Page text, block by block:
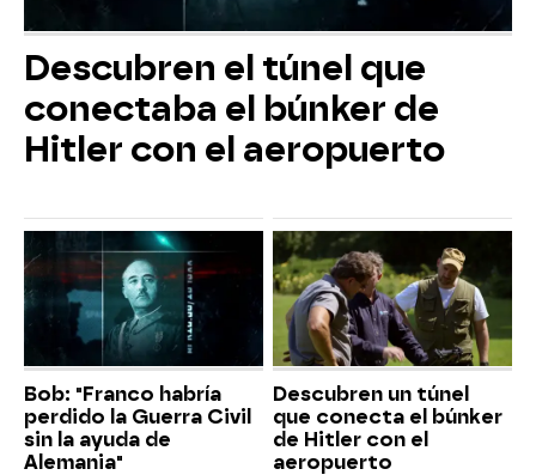
Descubren el túnel que
conectaba el búnker de
Hitler con el aeropuerto
Bob: "Franco habría
perdido la Guerra Civil
sin la ayuda de
Alemania"
Descubren un túnel
que conecta el búnker
de Hitler con el
aeropuerto